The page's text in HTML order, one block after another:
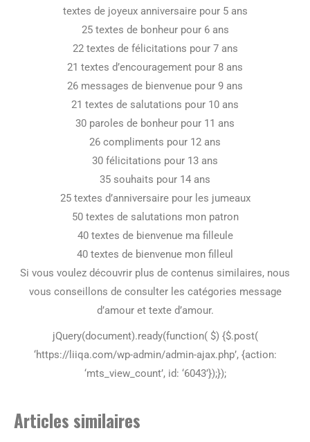
textes de joyeux anniversaire pour 5 ans
25 textes de bonheur pour 6 ans
22 textes de félicitations pour 7 ans
21 textes d’encouragement pour 8 ans
26 messages de bienvenue pour 9 ans
21 textes de salutations pour 10 ans
30 paroles de bonheur pour 11 ans
26 compliments pour 12 ans
30 félicitations pour 13 ans
35 souhaits pour 14 ans
25 textes d’anniversaire pour les jumeaux
50 textes de salutations mon patron
40 textes de bienvenue ma filleule
40 textes de bienvenue mon filleul
Si vous voulez découvrir plus de contenus similaires, nous
vous conseillons de consulter les catégories message
d’amour et texte d’amour.
jQuery(document).ready(function( $) {$.post(
‘https://liiqa.com/wp-admin/admin-ajax.php’, {action:
‘mts_view_count’, id: ‘6043’});});
Articles similaires